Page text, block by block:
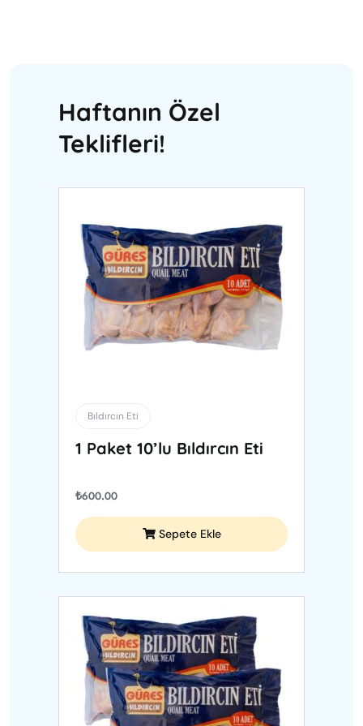
Haftanın Özel
Teklifleri!
Bıldırcın Eti
1 Paket 10’lu Bıldırcın Eti
₺600.00
Sepete Ekle